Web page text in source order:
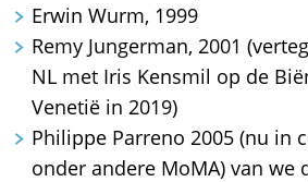
Erwin Wurm, 1999
Remy Jungerman, 2001
NL met Iris Kensmil op de
Venetië in 2019)
Philippe Parreno 2005 (nu in
onder andere MoMA) van we